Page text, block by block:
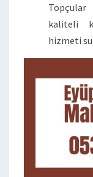
kaliteli
hizmeti